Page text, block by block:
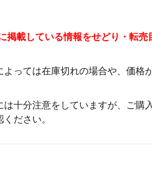
掲載している情報をせどり・転
よっては在庫切れの場合や、価格
十分注意をしていますが、ご購
ださい。